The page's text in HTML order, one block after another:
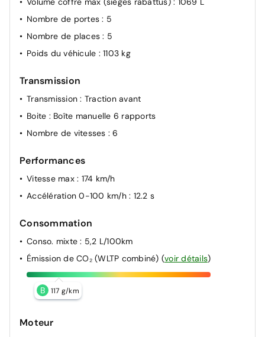
Système de contrôle de pression des pneumatiques
RDC
Verrouillage centralisée
Nombre de portes: 5
Nombre de places: 5
Poids du véhicule : 1103 kg
Transmission
Transmission: Traction avant
Boite : Boîte manuelle 6 rapports
Nombre de vitesses : 6
Performances
Vitesse max : 174 km/h
Accélération 0-100 km/h : 12.2 s
Consommation
Conso. mixte: 5,2 L/100km
Émission de CO₂ (WLTP combiné) (voir détails)
B 117 g/km
Moteur